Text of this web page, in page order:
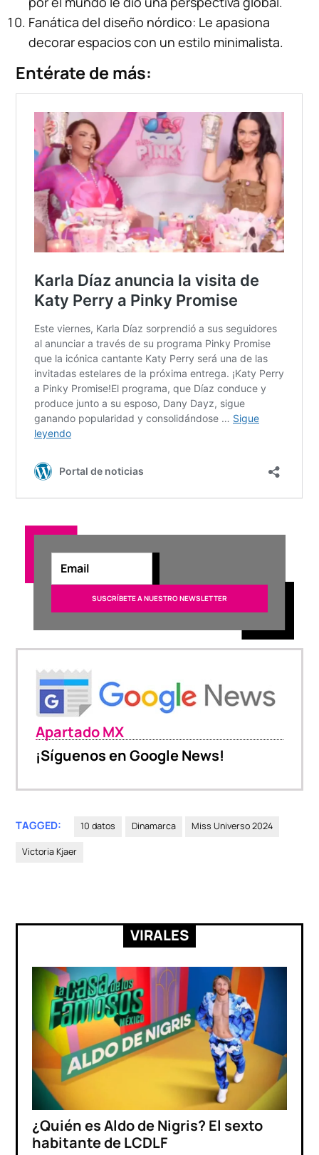
Fanática del diseño nórdico: Le apasiona
decorar espacios con un estilo minimalista.
Entérate de más:
Apartado MX
¡Síguenos en Google News!
TAGGED: 10 datos Dinamarca Miss Universo 2024
Victoria Kjaer
VIRALES
¿Quién es Aldo de Nigris? El sexto
habitante de LCDLF